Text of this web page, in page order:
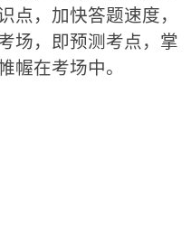
点，加快答题速度，
场，即预测考点，掌
幄在考场中。